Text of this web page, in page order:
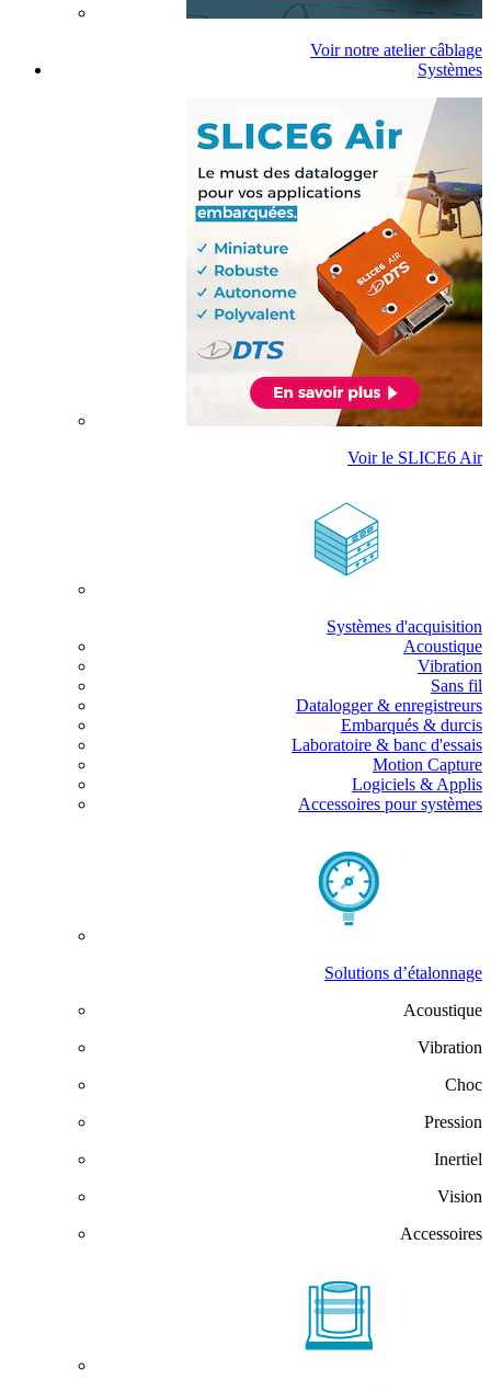
Voir notre atelier câblage
Systèmes
Voir le SLICE6 Air
Systèmes d'acquisition
Acoustique
Vibration
Sans fil
Datalogger & enregistreurs
Embarqués & durcis
Laboratoire & banc d'essais
Motion Capture
Logiciels & Applis
Accessoires pour systèmes
Solutions d’étalonnage
Acoustique
Vibration
Choc
Pression
Inertiel
Vision
Accessoires